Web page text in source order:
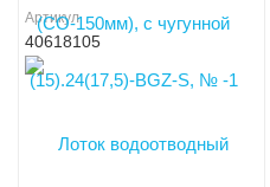
Артикул
40618105